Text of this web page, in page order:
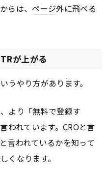
からは、ページ外に飛べる
が上がる
うやり方があります。
より「無料で登録す
われています。CROと言
言われているかを知って
くなります。